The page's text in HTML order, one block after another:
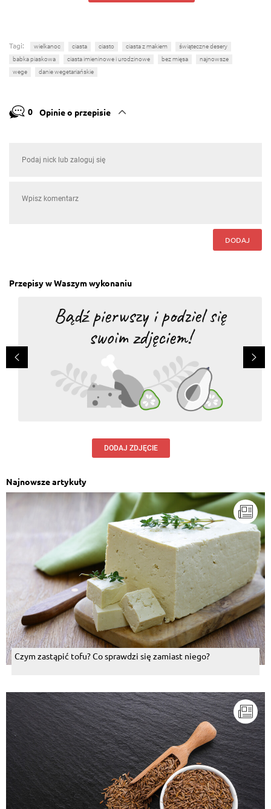
Tagi: wielkanoc ciasta ciasto ciasta z makiem
świąteczne desery
babka piaskowa
ciasta imieninowe i urodzinowe bez mięsa
najnowsze
wege
danie wegetariańskie
0 Opinie o przepisie
DODAJ
Przepisy w Waszym wykonaniu
DODAJ ZDJĘCIE
Najnowsze artykuły
Czym zastąpić tofu? Co sprawdzi się zamiast niego?